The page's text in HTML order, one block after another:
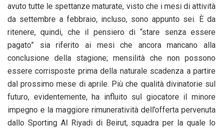
avuto tutte le spettanze maturate, visto che i mesi di attività
da settembre a febbraio, incluso, sono appunto sei. È da
ritenere, quindi, che il pensiero di “stare senza essere
pagato” sia riferito ai mesi che ancora mancano alla
conclusione della stagione; mensilità che non possono
essere corrisposte prima della naturale scadenza a partire
dal prossimo mese di aprile. Più che qualità divinatorie sul
futuro, evidentemente, ha influito sul giocatore il minore
impegno e la maggiore rimuneratività dell’offerta pervenuta
dallo Sporting Al Riyadi di Beirut, squadra per la quale lo